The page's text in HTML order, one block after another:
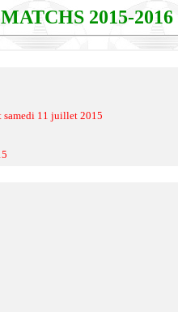
2015-2016
samedi 11 juillet 2015